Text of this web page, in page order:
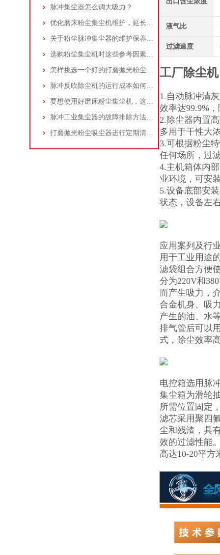
脉冲集尘器怎么调大吸力？
优化磨床粉尘集尘机维护，延长设备寿命
关于粉尘脉冲集尘器的维护保养问题
选购粉尘集尘机时这些参考因素很重要！
怎样挑选一个好的打磨抛光粉尘吸尘器
脉冲反吹除尘机的运行成本如何控制和优化？
要想使用好磨床粉尘集尘机，这些条件可不能少
脉冲工业集尘器的故障排除方法和注意事项
打磨抛光粉尘吸尘器进行定期清理的重要性
液气比
过滤速度
工厂除尘机
1.自动脉冲清
效率达99.9%
2.除尘器内置
多用于干性大
3.可根据粉尘
任何场所，过
4.主机箱体内
业环境，可安
5.设备底部安
状态，设备左
应用案列及行
用于工业用途
滤袋组合方便
分为220V和
而产生吸力，
合金机身、吸
产生的油、水
排气管后可以
式，除尘效率
电控箱选用脉
集尘箱为滑轮
所需位置固定
滤芯采用聚四
尘和残渣，具
效的过滤性能
高达10-20平方